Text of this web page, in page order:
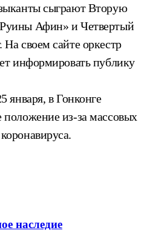
сыграют Вторую
Афин» и Четвертый
своем сайте оркестр
информировать публику
января, в Гонконге
положение из-за массовых
наследие